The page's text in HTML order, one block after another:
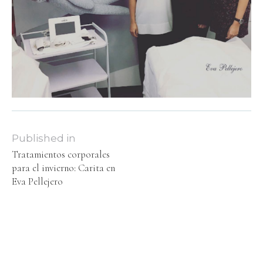
Published in
Tratamientos corporales
para el invierno: Carita en
Eva Pellejero